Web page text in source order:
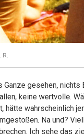
R.
Ganze gesehen,
keine wertvolle.
hätte wahrscheinlich
Na und?
Ich sehe das